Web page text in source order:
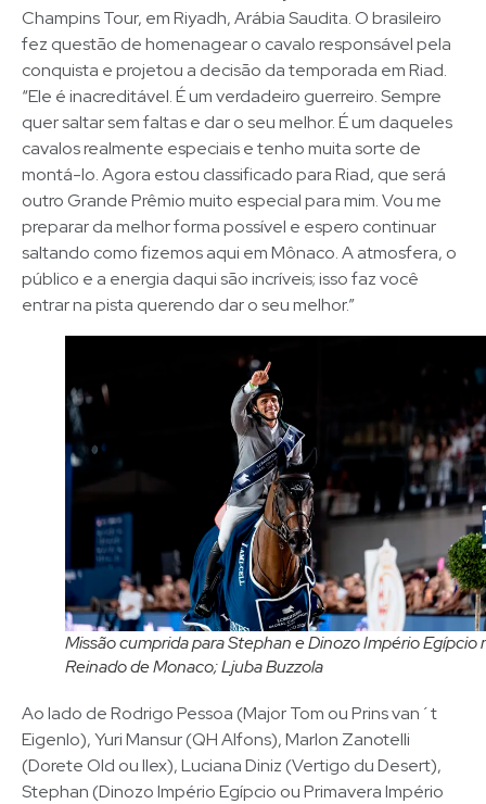
Champins Tour, em Riyadh, Arábia Saudita. O brasileiro
fez questão de homenagear o cavalo responsável pela
conquista e projetou a decisão da temporada em Riad.
“Ele é inacreditável. É um verdadeiro guerreiro. Sempre
quer saltar sem faltas e dar o seu melhor. É um daqueles
cavalos realmente especiais e tenho muita sorte de
montá-lo. Agora estou classificado para Riad, que será
outro Grande Prêmio muito especial para mim. Vou me
preparar da melhor forma possível e espero continuar
saltando como fizemos aqui em Mônaco. A atmosfera, o
público e a energia daqui são incríveis; isso faz você
entrar na pista querendo dar o seu melhor.”
Missão cumprida para Stephan e Dinozo Império Egípcio
Reinado de Monaco; Ljuba Buzzola
Ao lado de Rodrigo Pessoa (Major Tom ou Prins van´t
Eigenlo), Yuri Mansur (QH Alfons), Marlon Zanotelli
(Dorete Old ou Ilex), Luciana Diniz (Vertigo du Desert),
Stephan (Dinozo Império Egípcio ou Primavera Império